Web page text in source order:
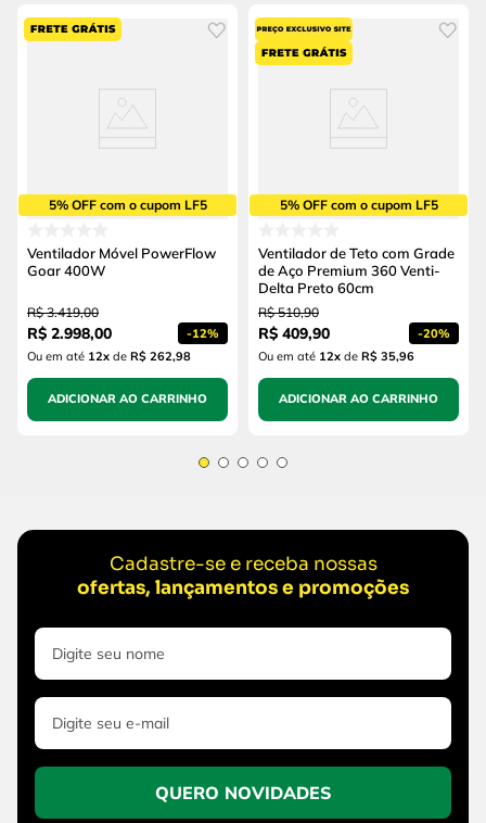
5% OFF com o cupom LF5
Ventilador Móvel PowerFlow
Goar 400W
R$ 3.419,00
R$ 2.998,00 -12%
Ou em até 12x de R$ 262,98
ADICIONAR AO CARRINHO
5% OFF com o cupom LF5
Ventilador de Teto com Grade
de Aço Premium 360 Venti-
Delta Preto 60cm
R$ 510,90
R$ 409,90 -20%
Ou em até 12x de R$ 35,96
ADICIONAR AO CARRINHO
Cadastre-se e receba nossas
ofertas, lançamentos e promoções
QUERO NOVIDADES